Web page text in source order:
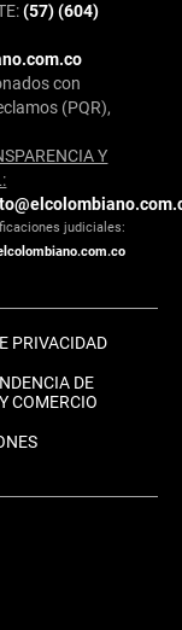
(57) (604)
con
(PQR),
Y
judiciales:
PRIVACIDAD
DE
COMERCIO